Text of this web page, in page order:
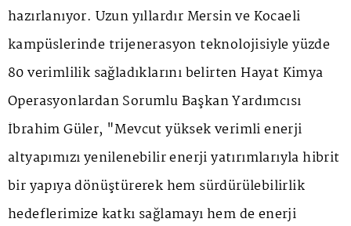
hazırlanıyor. Uzun yıllardır Mersin ve Kocaeli
kampüslerinde trijenerasyon teknolojisiyle yüzde
80 verimlilik sağladıklarını belirten Hayat Kimya
Operasyonlardan Sorumlu Başkan Yardımcısı
İbrahim Güler, "Mevcut yüksek verimli enerji
altyapımızı yenilenebilir enerji yatırımlarıyla hibrit
bir yapıya dönüştürerek hem sürdürülebilirlik
hedeflerimize katkı sağlamayı hem de enerji